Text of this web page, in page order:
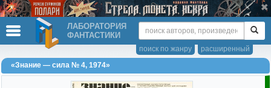
ЛАБОРАТОРИЯ
ФАНТАСТИКИ
расширенный
поиск по жанру
«Знание — сила № 4, 1974»